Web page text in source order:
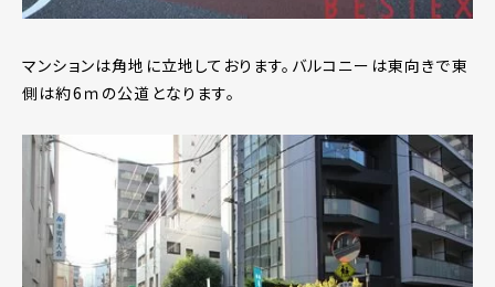
マンションは角地に立地しております。バルコニーは東向きで東
側は約6ｍの公道となります。